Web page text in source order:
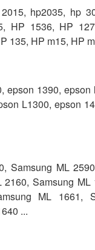
hp2035, hp
HP 1536, HP
135, HP m15, HP
1390,
L1300, epson
Samsung ML
Samsung
ML 1661,
...